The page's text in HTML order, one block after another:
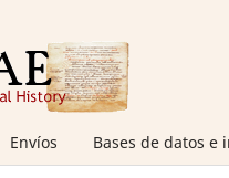
Envíos Bases de datos e